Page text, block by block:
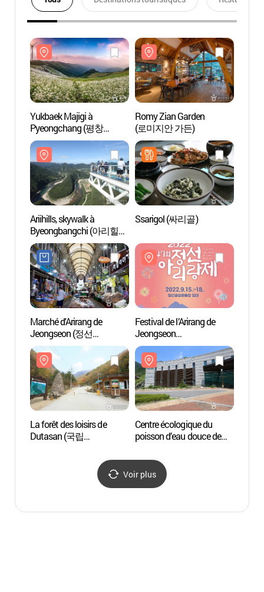
Yukbaek Majigi à
Pyeongchang (평창
육백마지기)
Romy Zian Garden
(로미지안 가든)
Ariihills, skywalk à
Byeongbangchi (아리힐스,
병방치 스카이워크)
Ssarigol (싸리골)
Marché d'Arirang de
Jeongseon (정선
아리랑시장)
Festival de l’Arirang de
Jeongseon
(정선아리랑제)
La forêt des loisirs de
Dutasan (국립
Centre écologique du
poisson d’eau douce de
(평창동강민물고기생태
관)
Voir plus